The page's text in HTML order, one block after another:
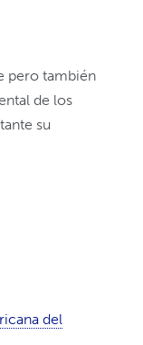
pero también
de los
su
del